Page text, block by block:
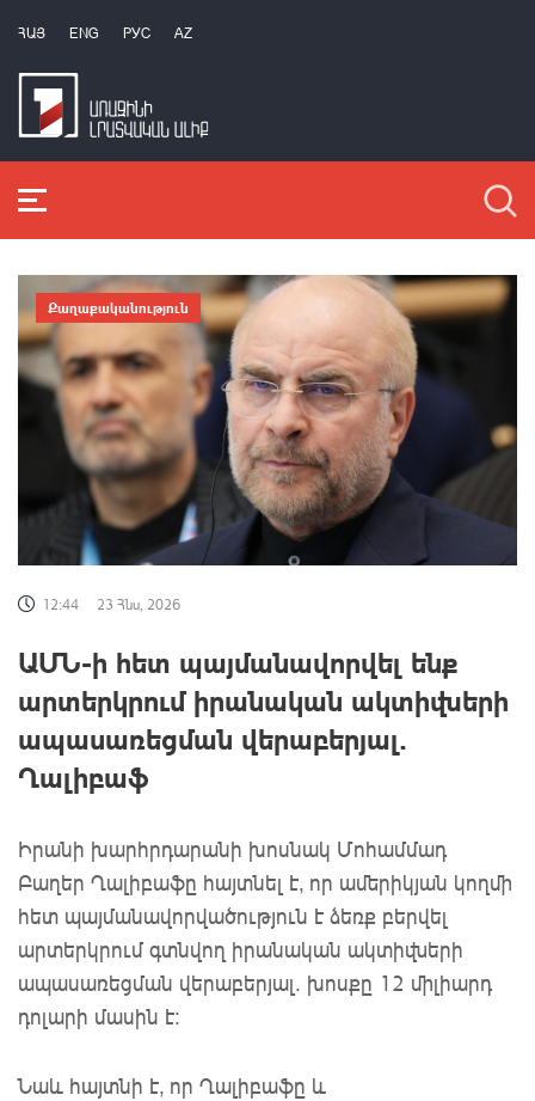
ՀԱՅ ENG РУС AZ
Քաղաքականություն
12:44 23 Հնս, 2026
ԱՄՆ-ի հետ պայմանավորվել ենք
արտերկրում իրանական ակտիվների
ապասառեցման վերաբերյալ.
Ղալիբաֆ
Իրանի խարհրդարանի խոսնակ Մոհամմադ
Բաղեր Ղալիբաֆը հայտնել է, որ ամերիկյան կողմի
հետ պայմանավորվածություն է ձեռք բերվել
արտերկրում գտնվող իրանական ակտիվների
ապասառեցման վերաբերյալ. խոսքը 12 միլիարդ
դոլարի մասին է:
Նաև հայտնի է, որ Ղալիբաֆը և